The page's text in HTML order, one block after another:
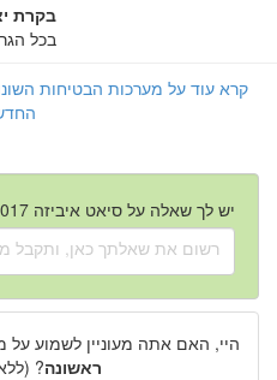
בקרת
בכל
יש לך שאלה על סיאט איביזה 2017 - 2018 החדשה?
היי, האם אתה מעוניין לשמוע
ראשונה?